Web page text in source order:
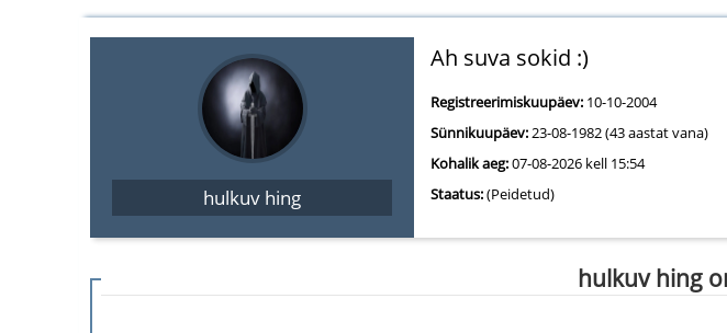
hulkuv hing
Ah suva sokid :)
Registreerimiskuupäev: 10-10-2004
Sünnikuupäev:23-08-1982 (43 aastat vana)
Kohalik aeg:07-08-2026 kell 15:54
Staatus:(Peidetud)
hulkuv hing